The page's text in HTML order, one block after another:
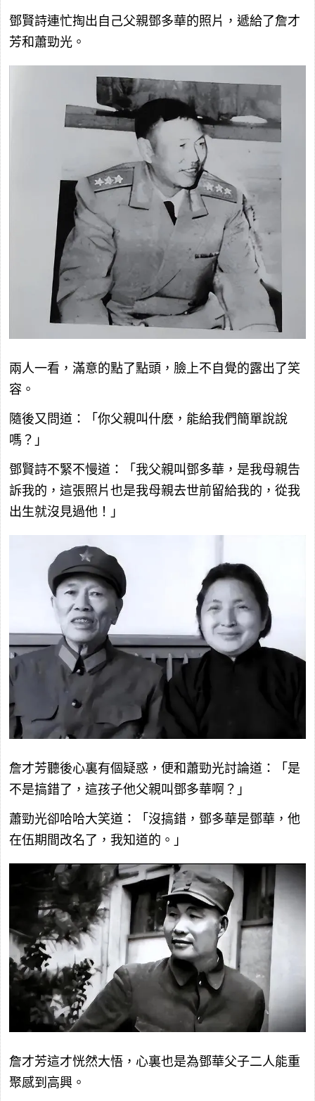
鄧賢詩連忙掏出自己父親鄧多華的照片，遞給了詹才
芳和蕭勁光。
兩人一看，滿意的點了點頭，臉上不自覺的露出了笑
容。
隨後又問道：「你父親叫什麽，能給我們簡單說說
嗎？」
鄧賢詩不緊不慢道：「我父親叫鄧多華，是我母親告
訴我的，這張照片也是我母親去世前留給我的，從我
出生就沒見過他！」
詹才芳聽後心裏有個疑惑，便和蕭勁光討論道：「是
不是搞錯了，這孩子他父親叫鄧多華啊？」
蕭勁光卻哈哈大笑道：「沒搞錯，鄧多華是鄧華，他
在伍期間改名了，我知道的。」
詹才芳這才恍然大悟，心裏也是為鄧華父子二人能重
聚感到高興。